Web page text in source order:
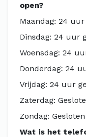
open?
Maandag: 24 uur
Dinsdag: 24 uur
Woensdag: 24
Donderdag: 24
Vrijdag: 24 uur
Zaterdag:
Zondag: Gesloten
Wat is het